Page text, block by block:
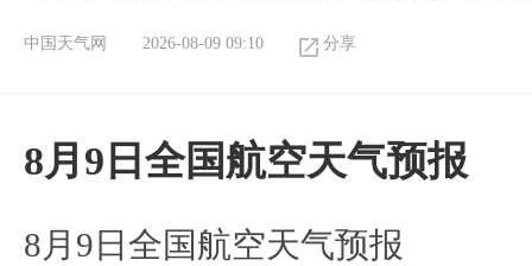
中国天气网 2026-08-09 09:10 分享
8月9日全国航空天气预报
8月9日全国航空天气预报​